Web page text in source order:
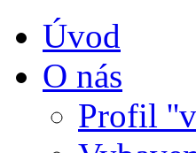
Úvod
O nás
Profil